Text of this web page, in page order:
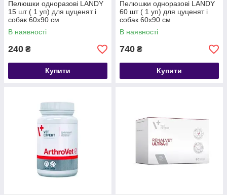
Пелюшки одноразові LANDY
15 шт ( 1 уп) для цуценят і
собак 60х90 см
В наявності
240 ₴
Купити
Пелюшки одноразові LANDY
60 шт ( 1 уп) для цуценят і
собак 60х90 см
В наявності
740 ₴
Купити